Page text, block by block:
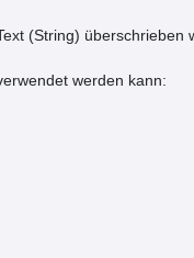
(String) überschrieben
werden kann: